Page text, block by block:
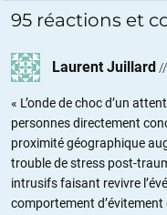
95 réactions et
Laurent Juillard //
« L’onde de choc d’un
personnes directement
proximité géographique
trouble de stress post-
intrusifs faisant revivre
comportement